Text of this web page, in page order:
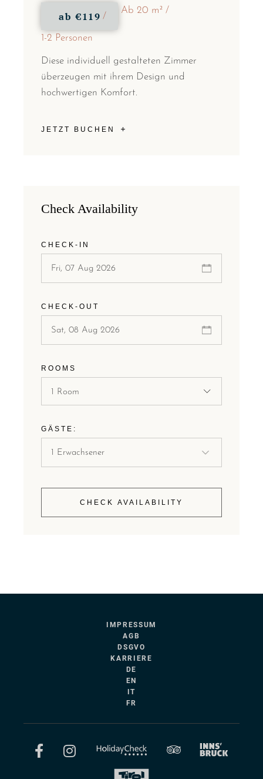
ab €119 Ab 20 m²
1-2 Personen
Diese individuell gestalteten Zimmer
überzeugen mit ihrem Design und
hochwertigen Komfort.
JETZT BUCHEN
Check Availability
CHECK-IN
CHECK-OUT
ROOMS
1 Room
GÄSTE:
CHECK AVAILABILITY
IMPRESSUM
AGB
DSGVO
KARRIERE
DE
EN
IT
FR